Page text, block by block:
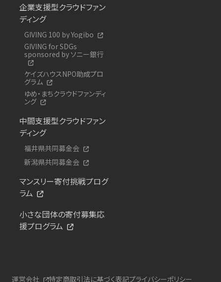
企業支援型クラウドファン
ディング
GIVING 100 by Yogibo
GIVING for SDGs
sponsored by ソニー銀行
ケイズハウスNPO助成プロ
グラム
ゆめ・まちクラウドファンディ
ング
中間支援型クラウドファン
ディング
福井県共同募金会
新潟県共同募金会
マンスリー寄付挑戦プログ
ラム
小さな団体の寄付募集応
援プログラム
運営会社 特定商取引法に基づく表記プライバシーポリシー